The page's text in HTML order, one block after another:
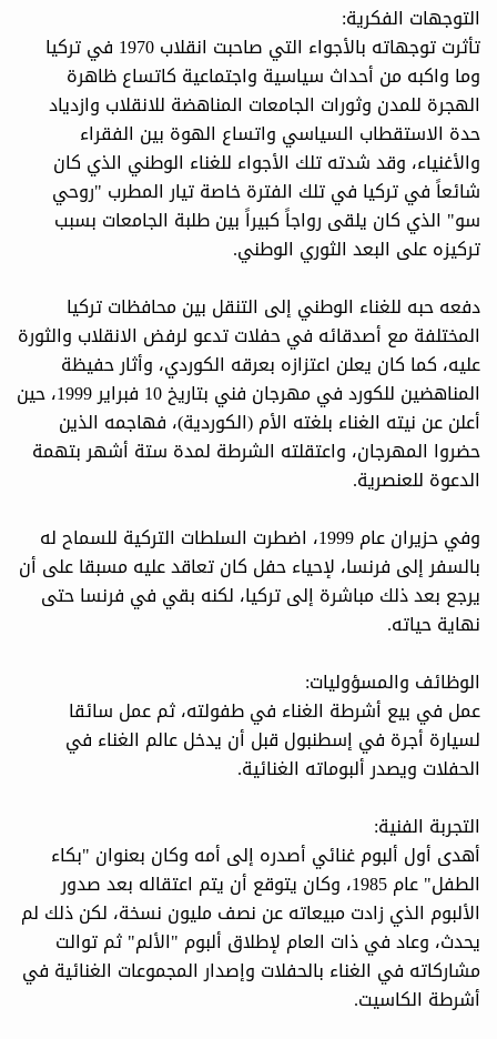
التوجهات الفكرية:
تأثرت توجهاته بالأجواء التي صاحبت انقلاب 1970 في تركيا
وما واكبه من أحداث سياسية واجتماعية كاتساع ظاهرة
الهجرة للمدن وثورات الجامعات المناهضة للانقلاب وازدياد
حدة الاستقطاب السياسي واتساع الهوة بين الفقراء
والأغنياء، وقد شدته تلك الأجواء للغناء الوطني الذي كان
شائعاً في تركيا في تلك الفترة خاصة تيار المطرب "روحي
سو" الذي كان يلقى رواجاً كبيراً بين طلبة الجامعات بسبب
تركيزه على البعد الثوري الوطني.
دفعه حبه للغناء الوطني إلى التنقل بين محافظات تركيا
المختلفة مع أصدقائه في حفلات تدعو لرفض الانقلاب والثورة
عليه، كما كان يعلن اعتزازه بعرقه الكوردي، وأثار حفيظة
المناهضين للكورد في مهرجان فني بتاريخ 10 فبراير 1999، حين
أعلن عن نيته الغناء بلغته الأم (الكوردية)، فهاجمه الذين
حضروا المهرجان، واعتقلته الشرطة لمدة ستة أشهر بتهمة
الدعوة للعنصرية.
وفي حزيران عام 1999، اضطرت السلطات التركية للسماح له
بالسفر إلى فرنسا، لإحياء حفل كان تعاقد عليه مسبقا على أن
يرجع بعد ذلك مباشرة إلى تركيا، لكنه بقي في فرنسا حتى
نهاية حياته.
الوظائف والمسؤوليات:
عمل في بيع أشرطة الغناء في طفولته، ثم عمل سائقا
لسيارة أجرة في إسطنبول قبل أن يدخل عالم الغناء في
الحفلات ويصدر ألبوماته الغنائية.
التجربة الفنية:
أهدى أول ألبوم غنائي أصدره إلى أمه وكان بعنوان "بكاء
الطفل" عام 1985، وكان يتوقع أن يتم اعتقاله بعد صدور
الألبوم الذي زادت مبيعاته عن نصف مليون نسخة، لكن ذلك لم
يحدث، وعاد في ذات العام لإطلاق ألبوم "الألم" ثم توالت
مشاركاته في الغناء بالحفلات وإصدار المجموعات الغنائية في
أشرطة الكاسيت.